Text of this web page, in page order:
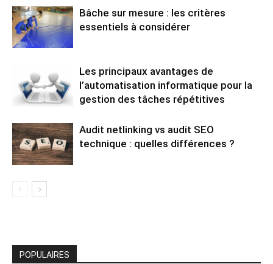
Bâche sur mesure : les critères
essentiels à considérer
Les principaux avantages de
l’automatisation informatique pour la
gestion des tâches répétitives
Audit netlinking vs audit SEO
technique : quelles différences ?
POPULAIRES